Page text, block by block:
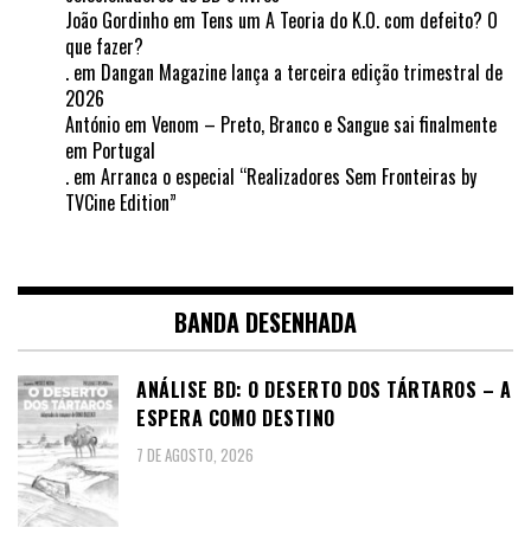
João Gordinho em Tens um A Teoria do K.O. com defeito? O
que fazer?
. em Dangan Magazine lança a terceira edição trimestral de
2026
António em Venom – Preto, Branco e Sangue sai finalmente
em Portugal
. em Arranca o especial “Realizadores Sem Fronteiras by
TVCine Edition”
BANDA DESENHADA
ANÁLISE BD: O DESERTO DOS TÁRTAROS – A
ESPERA COMO DESTINO
7 DE AGOSTO, 2026